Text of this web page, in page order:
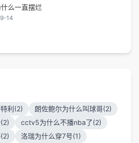
么一直摆烂
14
利(2)
朗佐鲍尔为什么叫球哥(2)
cctv5为什么不播nba了(2)
洛瑞为什么穿7号(1)